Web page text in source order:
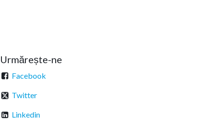
Urmărește-ne
Facebook
Twitter
Linkedin